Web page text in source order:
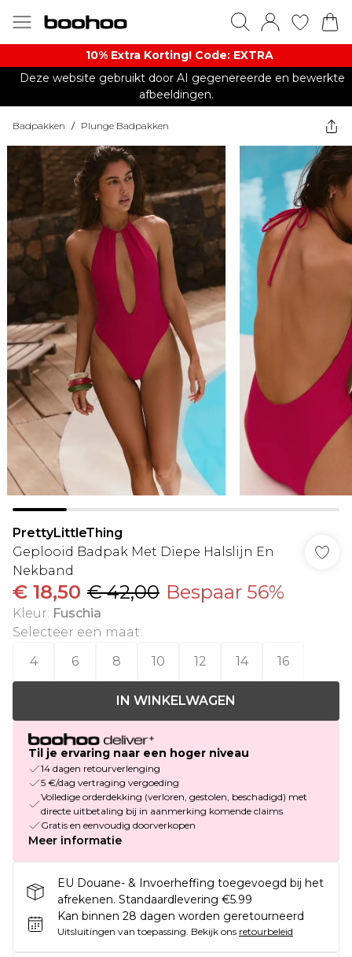
10% Extra Korting! Code: EXTRA​
Deze website gebruikt door AI gegenereerde en bewerkte
afbeeldingen.
Badpakken / Plunge Badpakken
PrettyLittleThing
Geplooid Badpak Met Diepe Halslijn En
Nekband
€ 18,50 € 42,00 Bespaar 56%
Kleur: Fuschia
Selecteer een maat:
4
6 8 10 12 14 16
IN WINKELWAGEN
Til je ervaring naar een hoger niveau
14 dagen retourverlenging
5 €/dag vertraging vergoeding
Volledige orderdekking (verloren, gestolen, beschadigd) met
directe uitbetaling bij in aanmerking komende claims
Gratis en eenvoudig doorverkopen
Meer informatie
EU Douane- & Invoerheffing toegevoegd bij het
afrekenen. Standaardlevering €5.99
Kan binnen 28 dagen worden geretourneerd
Uitsluitingen van toepassing. Bekijk ons retourbeleid